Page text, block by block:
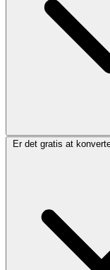
Er det gratis at